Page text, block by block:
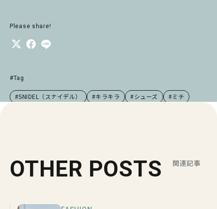
Please share!
#Tag
#SNIDEL（スナイデル） #キラキラ #シューズ #ミチ
OTHER POSTS 関連記事